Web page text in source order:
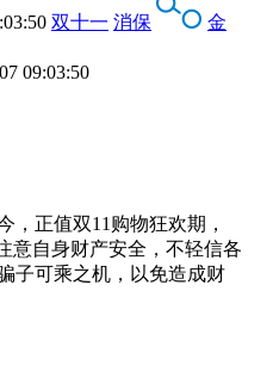
双十一 消保
金
09:03:50
，正值双11购物狂欢期，
意自身财产安全，不轻信各
子可乘之机，以免造成财